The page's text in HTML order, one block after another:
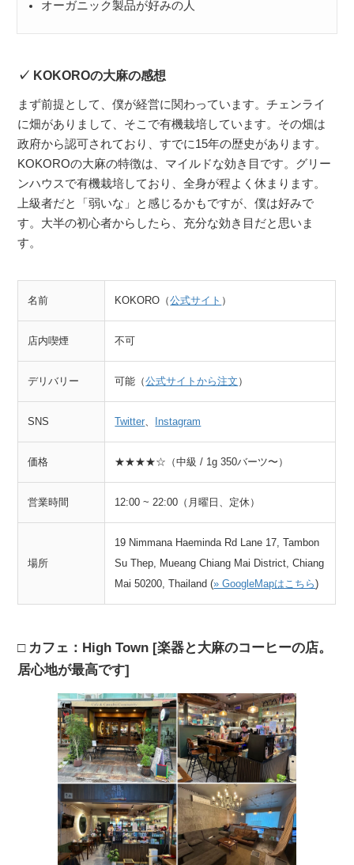
オーガニック製品が好みの人
KOKOROの大麻の感想
まず前提として、僕が経営に関わっています。チェンライ
に畑がありまして、そこで有機栽培しています。その畑は
政府から認可されており、すでに15年の歴史があります。
KOKOROの大麻の特徴は、マイルドな効き目です。グリー
ンハウスで有機栽培しており、全身が程よく休まります。
上級者だと「弱いな」と感じるかもですが、僕は好みで
す。大半の初心者からしたら、充分な効き目だと思いま
す。
名前 KOKORO（公式サイト ）
店内喫煙 不可
デリバリー 可能（公式サイトから注文 ）
SNS Twitter、 Instagram
価格 ★★★★☆（中級 / 1g 350バーツ〜）
営業時間 12:00 ~ 22:00（月曜日、定休）
場所
19 Nimmana Haeminda Rd Lane 17, Tambon
Su Thep, Mueang Chiang Mai District, Chiang
Mai 50200, Thailand (» GoogleMapはこちら)
カフェ：High Town [楽器と大麻のコーヒーの店。
居心地が最高です]